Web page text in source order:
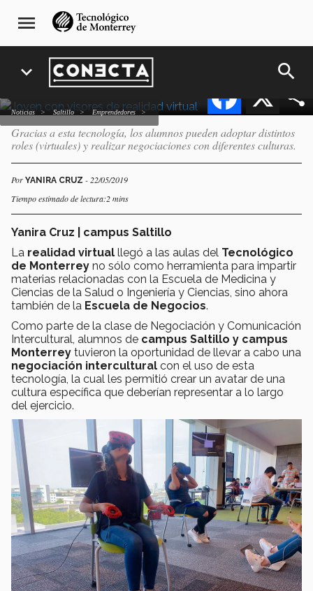
navegación
principal
menu
expand_more search
Noticias Saltillo emprendedores
realidad virtual: la nueva
apuesta del Tec
Facebook
Gracias a esta tecnología, los alumnos pueden adoptar distintos
roles (virtuales) y realizar negociaciones con diferentes culturas.
Por YANIRA CRUZ - 22/05/2019
Tiempo estimado de lectura:2 mins
Yanira Cruz | campus Saltillo
La realidad virtual llegó a las aulas del Tecnológico
de Monterrey no sólo como herramienta para impartir
materias relacionadas con la Escuela de Medicina y
Ciencias de la Salud o Ingeniería y Ciencias, sino ahora
también de la Escuela de Negocios.
Como parte de la clase de Negociación y Comunicación
Intercultural, alumnos de campus Saltillo y campus
Monterrey tuvieron la oportunidad de llevar a cabo una
negociación intercultural con el uso de esta
tecnología, la cual les permitió crear un avatar de una
cultura específica que deberían representar a lo largo
del ejercicio.